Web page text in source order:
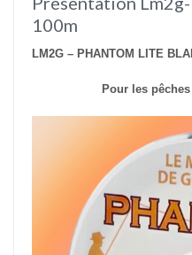
100m
LM2G – PHANTOM LITE
Pour les